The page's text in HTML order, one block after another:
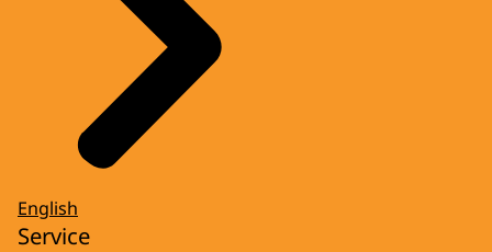
English
Service